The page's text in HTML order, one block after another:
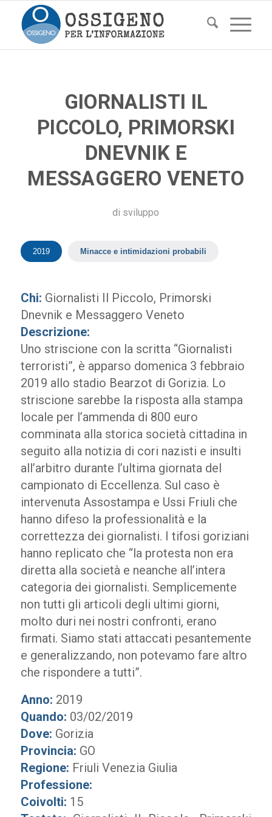
GIORNALISTI IL
PICCOLO, PRIMORSKI
DNEVNIK E
MESSAGGERO VENETO
di sviluppo
2019 Minacce e intimidazioni probabili
Chi: Giornalisti Il Piccolo, Primorski
Dnevnik e Messaggero Veneto
Descrizione:
Uno striscione con la scritta “Giornalisti
terroristi”, è apparso domenica 3 febbraio
2019 allo stadio Bearzot di Gorizia. Lo
striscione sarebbe la risposta alla stampa
locale per l’ammenda di 800 euro
comminata alla storica società cittadina in
seguito alla notizia di cori nazisti e insulti
all’arbitro durante l’ultima giornata del
campionato di Eccellenza. Sul caso è
intervenuta Assostampa e Ussi Friuli che
hanno difeso la professionalità e la
correttezza dei giornalisti. I tifosi goriziani
hanno replicato che “la protesta non era
diretta alla società e neanche all’intera
categoria dei giornalisti. Semplicemente
non tutti gli articoli degli ultimi giorni,
molto duri nei nostri confronti, erano
firmati. Siamo stati attaccati pesantemente
e generalizzando, non potevamo fare altro
che rispondere a tutti”.
Anno: 2019
Quando: 03/02/2019
Dove: Gorizia
Provincia: GO
Regione: Friuli Venezia Giulia
Professione:
Coivolti: 15